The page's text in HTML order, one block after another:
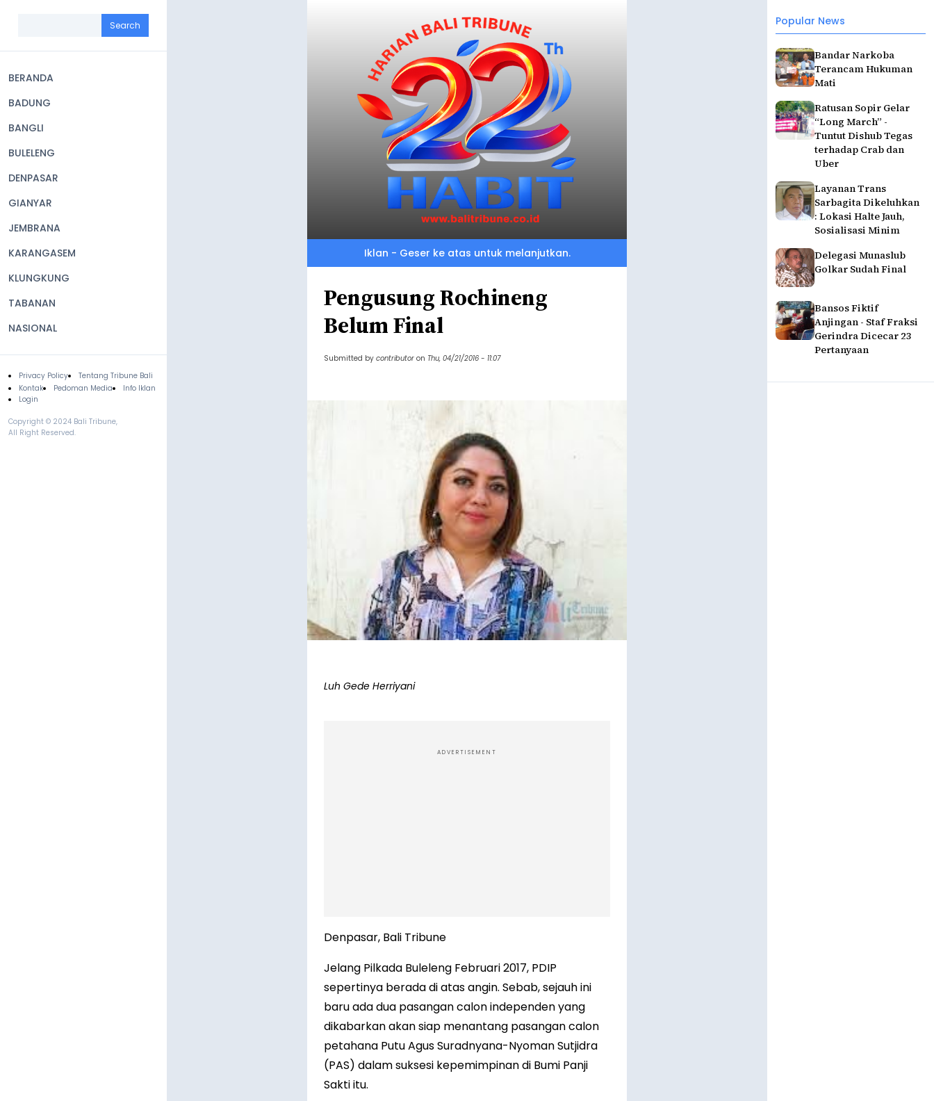
navigation
BERANDA
BADUNG
BANGLI
BULELENG
DENPASAR
GIANYAR
JEMBRANA
KARANGASEM
KLUNGKUNG
TABANAN
NASIONAL
Footer
Privacy Policy
Tentang Tribune Bali
Kontak
Pedoman Media
Info Iklan
Login
Copyright © 2024 Bali Tribune,
All Right Reserved.
Popular News
Bandar Narkoba
Terancam Hukuman
Mati
Ratusan Sopir Gelar
“Long March” -
Tuntut Dishub Tegas
terhadap Crab dan
Uber
Layanan Trans
Sarbagita Dikeluhkan
: Lokasi Halte Jauh,
Sosialisasi Minim
Delegasi Munaslub
Golkar Sudah Final
Bansos Fiktif
Anjingan - Staf Fraksi
Gerindra Dicecar 23
Pertanyaan
Iklan - Geser ke atas untuk melanjutkan.
Pengusung Rochineng
Belum Final
Submitted by contributor on Thu, 04/21/2016 - 11:07
Luh Gede Herriyani
ADVERTISEMENT
Denpasar, Bali Tribune
Jelang Pilkada Buleleng Februari 2017, PDIP
sepertinya berada di atas angin. Sebab, sejauh ini
baru ada dua pasangan calon independen yang
dikabarkan akan siap menantang pasangan calon
petahana Putu Agus Suradnyana-Nyoman Sutjidra
(PAS) dalam suksesi kepemimpinan di Bumi Panji
Sakti itu.